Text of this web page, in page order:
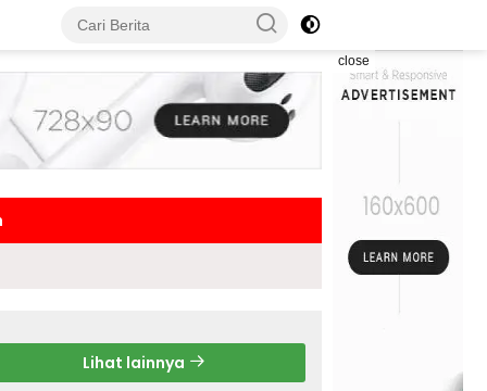
close
Lihat lainnya